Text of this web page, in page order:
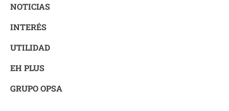
NOTICIAS
INTERÉS
UTILIDAD
EH PLUS
GRUPO OPSA